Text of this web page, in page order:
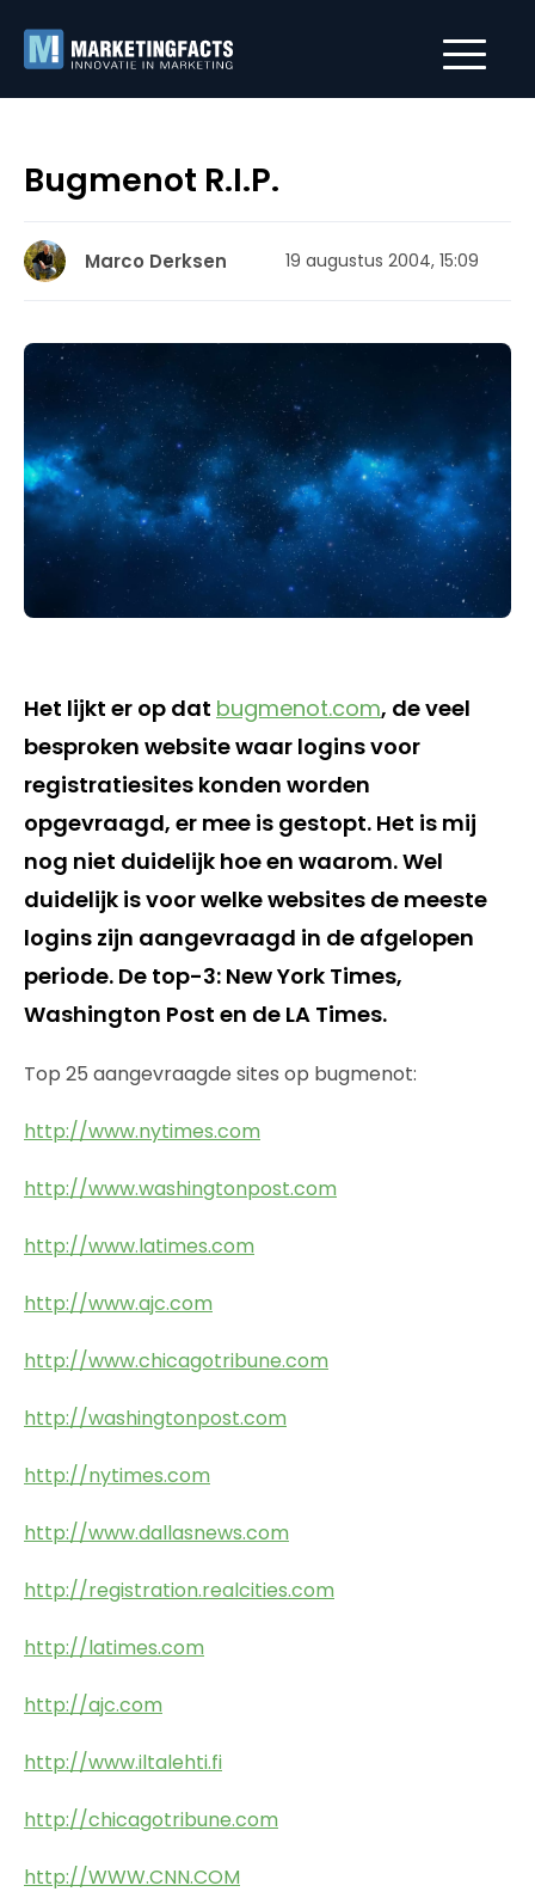
Bugmenot R.I.P.
Marco Derksen 19 augustus 2004, 15:09
Het lijkt er op dat bugmenot.com, de veel
besproken website waar logins voor
registratiesites konden worden
opgevraagd, er mee is gestopt. Het is mij
nog niet duidelijk hoe en waarom. Wel
duidelijk is voor welke websites de meeste
logins zijn aangevraagd in de afgelopen
periode. De top-3: New York Times,
Washington Post en de LA Times.
Top 25 aangevraagde sites op bugmenot:
http://www.nytimes.com
http://www.washingtonpost.com
http://www.latimes.com
http://www.ajc.com
http://www.chicagotribune.com
http://washingtonpost.com
http://nytimes.com
http://www.dallasnews.com
http://registration.realcities.com
http://latimes.com
http://ajc.com
http://www.iltalehti.fi
http://chicagotribune.com
http://WWW.CNN.COM